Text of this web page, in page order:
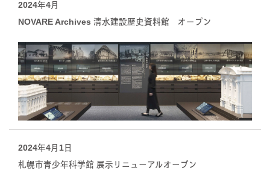
2024年4月
NOVARE Archives 清水建設歴史資料館 オープン
2024年4月1日
札幌市青少年科学館 展示リニューアルオープン